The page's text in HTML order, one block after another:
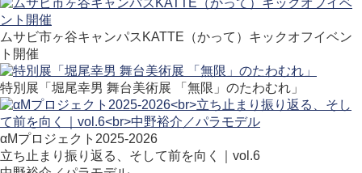
ムサビ市ヶ谷キャンパスKATTE（かって）キックオフイベン
ト開催
特別展「堀尾幸男 舞台美術展 「無限」のたわむれ」
αMプロジェクト2025-2026
立ち止まり振り返る、そして前を向く｜vol.6